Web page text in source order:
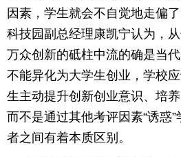
因素，学生就会不自觉地走偏
科技园副总经理康凯宁认为，从
万众创新的砥柱中流的确是当
不能异化为大学生创业，学校
生主动提升创新创业意识、培
而不是通过其他考评因素“诱惑
者之间有着本质区别。